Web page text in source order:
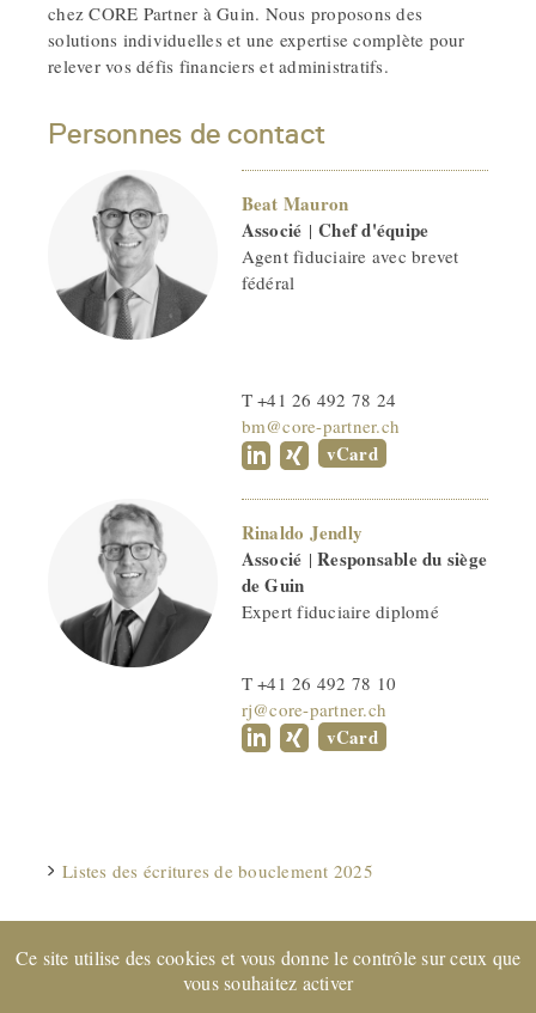
chez CORE Partner à Guin. Nous proposons des
solutions individuelles et une expertise complète pour
relever vos défis financiers et administratifs.
Personnes de contact
Beat Mauron
Associé |Chef d'équipe
Agent fiduciaire avec brevet
fédéral
T +41 26 492 78 24
bm@core-partner.ch
vCard
Rinaldo Jendly
Associé | Responsable du siège
de Guin
Expert fiduciaire diplomé
T +41 26 492 78 10
rj@core-partner.ch
vCard
Listes des écritures de bouclement 2025
Entreprise certifiée EXPERTsuisseet membre de FIDUCIAIRE
| SUISSE © 2022 CORE Partenaires SA
Ce site utilise des cookies et vous donne le contrôle sur ceux que
vous souhaitez activer